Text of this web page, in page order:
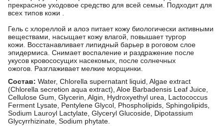
прекрасное уходовое средство для всей семьи. Подходит для
всех типов кожи .
Гель с хлореллой и алоэ питает кожу биологически активными
веществами, насыщает кожу влагой, повышает тургор
кожи. Восстанавливает липидный барьер в роговом слое
эпидермиса. Снимает воспаление и раздражение после
укусов кровососущих насекомых, после солнечных
ожогов. Разглаживает мелкие морщинки.
Состав: Water, Chlorella supernatant liquid, Algae extract
(Chlorella secretion aqua extract), Aloe Barbadensis Leaf Juice,
Cellulose Gum, Glycerin, Algin, Hydroxyethyl urea, Lactococcus
Ferment Lysate, Pentylene Glycol, Phospholipids, Sphingolipids,
Sodium Lauroyl Lactylate, Glyceryl Glucoside, Dipotassium
Glycyrrhizinate, Sodium phytate.